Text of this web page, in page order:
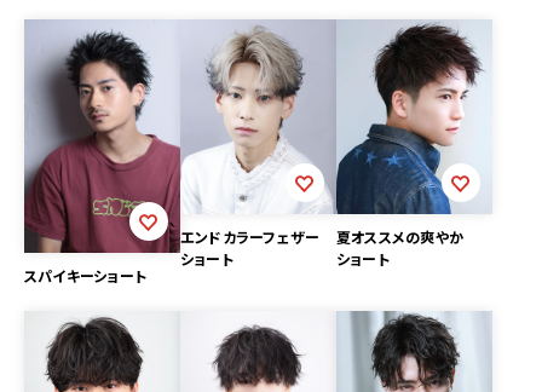
スパイキーショート
エンドカラーフェザー
ショート
夏オススメの爽やか
ショート